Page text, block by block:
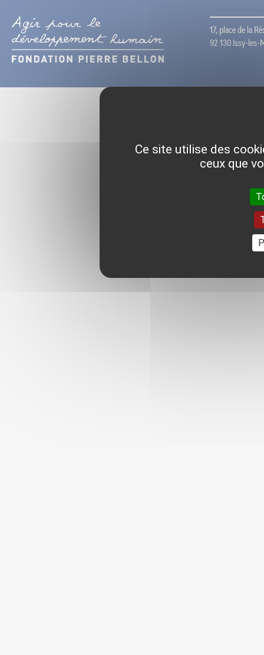
17, place de la
92 130 Issy-les-
Ce site utilise des
ceux que